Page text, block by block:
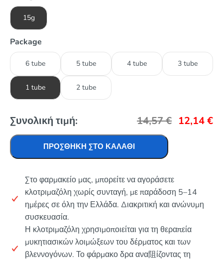
15g
Package
6 tube 5 tube 4 tube 3 tube
1 tube 2 tube
Συνολική τιμή: 14,57€ 12,14€
ΠΡΟΣΘΉΚΗ ΣΤΟ ΚΑΛΆΘΙ
Στο φαρμακείο μας, μπορείτε να αγοράσετε
κλοτριμαζόλη χωρίς συνταγή, με παράδοση 5–14
ημέρες σε όλη την Ελλάδα. Διακριτική και ανώνυμη
συσκευασία.
Η κλοτριμαζόλη χρησιμοποιείται για τη θεραπεία
μυκητιασικών λοιμώξεων του δέρματος και των
βλεννογόνων. Το φάρμακο δρα ανα阻ίζοντας τη